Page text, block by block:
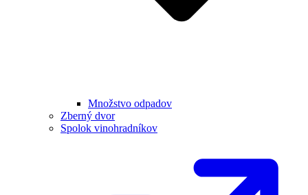
Množstvo odpadov
Zberný dvor
Spolok vinohradníkov